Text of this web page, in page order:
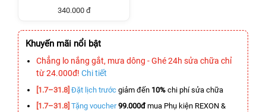
340.000 đ
Khuyến mãi nổi bật
Chẳng lo nắng gắt, mưa dông - Ghé 24h sửa chữa chỉ
từ 24.000đ! Chi tiết
[1.7–31.8] Đặt lịch trước giảm đến 10% chi phí sửa chữa
[1.7–31.8] Tặng voucher 99.000đmua Phụ kiện REXON &